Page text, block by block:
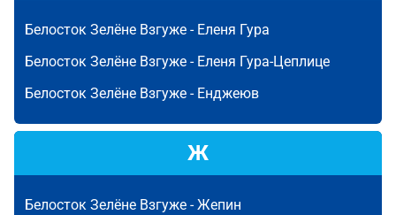
Белосток Зелёне Взгуже - Еленя Гура
Белосток Зелёне Взгуже - Еленя Гура-Цеплице
Белосток Зелёне Взгуже - Енджеюв
Ж
Белосток Зелёне Взгуже -Жепин